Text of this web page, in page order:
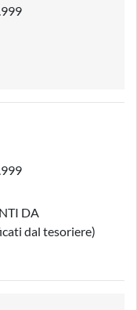
DA
dal tesoriere)